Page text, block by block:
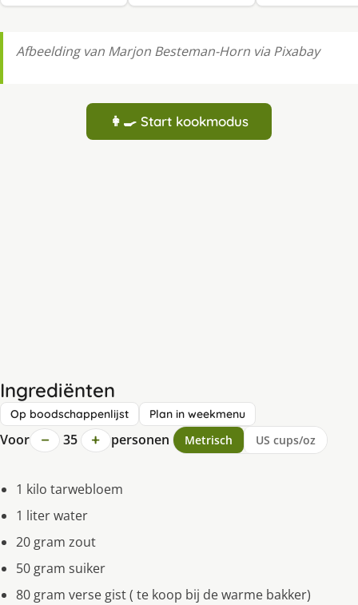
Afbeelding van Marjon Besteman-Horn via Pixabay
👩‍🍳 Start kookmodus
Ingrediënten
Op boodschappenlijst Plan in weekmenu
Voor − 35 + personen Metrisch US cups/oz
1 kilo tarwebloem
1 liter water
20 gram zout
50 gram suiker
80 gram verse gist ( te koop bij de warme bakker)